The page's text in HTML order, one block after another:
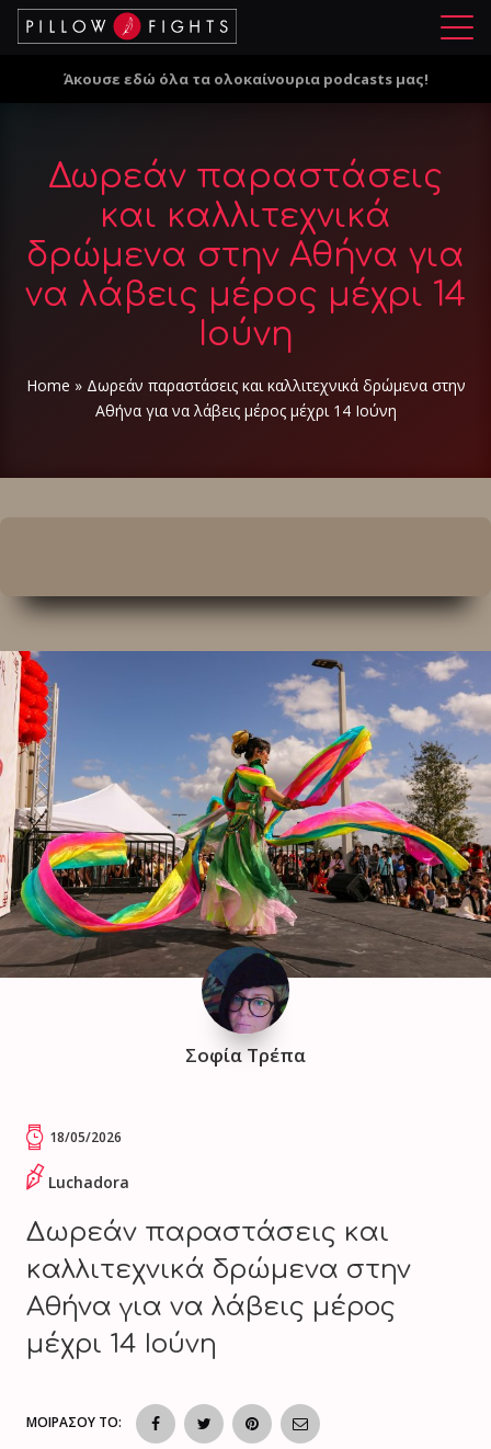
Μ
ο
Άκουσε εδώ όλα τα ολοκαίνουρια podcasts μας!
Δωρεάν παραστάσεις
και καλλιτεχνικά
δρώμενα στην Αθήνα για
να λάβεις μέρος μέχρι 14
Ιούνη
Home » Δωρεάν παραστάσεις και καλλιτεχνικά δρώμενα στην
Αθήνα για να λάβεις μέρος μέχρι 14 Ιούνη
Σοφία Τρέπα
18/05/2026
Luchadora
Δωρεάν παραστάσεις και
καλλιτεχνικά δρώμενα στην
Αθήνα για να λάβεις μέρος
μέχρι 14 Ιούνη
ΜΟΙΡΑΣΟΥ ΤΟ: